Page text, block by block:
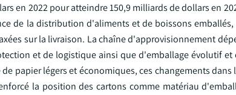
en 2022 pour atteindre 150,9 milliards de dollars en
de la distribution d'aliments et de boissons
sur la livraison. La chaîne d'approvisionnement
et de logistique ainsi que d'emballage évolutif et
papier légers et économiques, ces changements dans
la position des cartons comme matériau